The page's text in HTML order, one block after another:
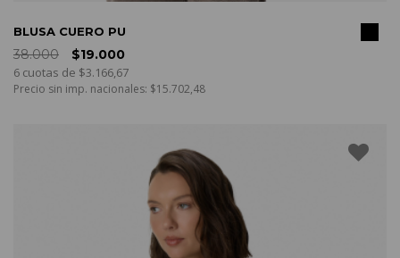
BLUSA CUERO PU
38.000
$19.000
6 cuotas de $3.166,67
Precio sin imp. nacionales: $15.702,48